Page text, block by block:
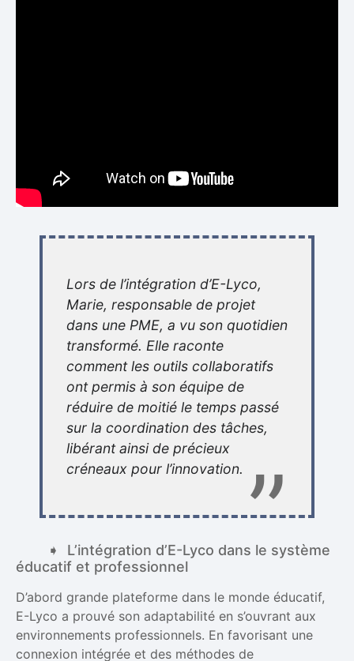
Lors de l’intégration d’E-Lyco,
Marie, responsable de projet
dans une PME, a vu son quotidien
transformé. Elle raconte
comment les outils collaboratifs
ont permis à son équipe de
réduire de moitié le temps passé
sur la coordination des tâches,
libérant ainsi de précieux
créneaux pour l’innovation.
L’intégration d’E-Lyco dans le système
éducatif et professionnel
D’abord grande plateforme dans le monde éducatif,
E-Lyco a prouvé son adaptabilité en s’ouvrant aux
environnements professionnels. En favorisant une
connexion intégrée et des méthodes de